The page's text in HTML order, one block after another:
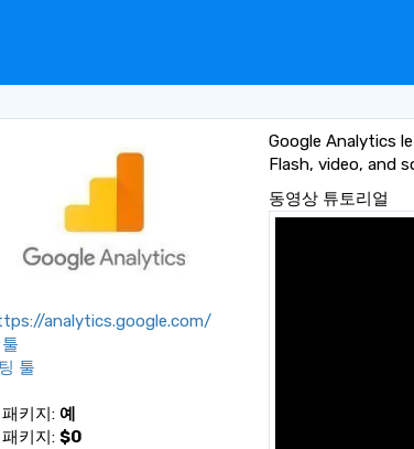
analytics.google.com/
툴
키지: 예
키지: $0
Google Analytics
Flash, video, and
동영상 튜토리얼